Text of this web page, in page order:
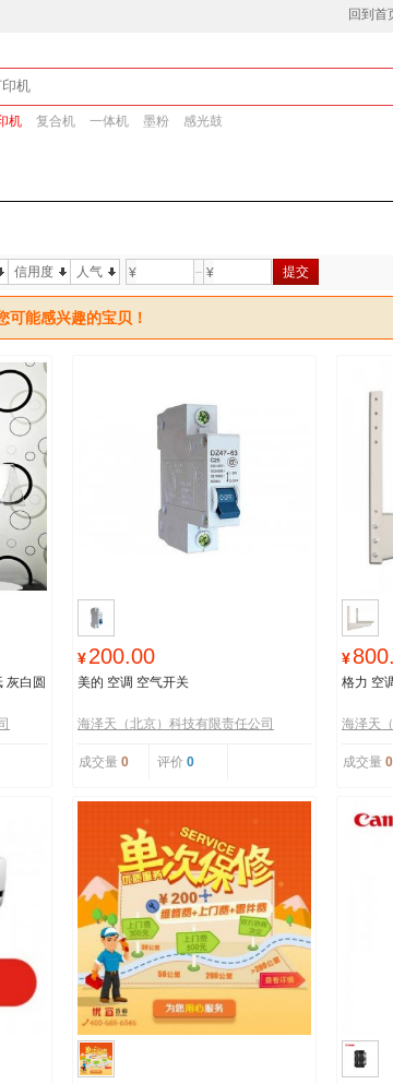
回到首
机 复合机 一体机 墨粉 感光鼓
信用度 人气 ¥ ¥ 提交
能感兴趣的宝贝！
灰白圆
¥200.00
美的 空调 空气开关
海泽天（北京）科技有限责任公司
成交量 0 评价 0
¥
格力 空
海泽天
成交量 0